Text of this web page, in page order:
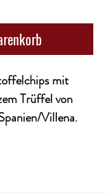
mit
Trüffel von
Villena.